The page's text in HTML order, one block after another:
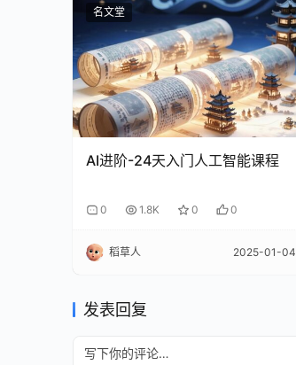
名文堂
AI进阶-24天入门人工智能课程
0 1.8K 0 0
稻草人 2025-01-04
发表回复